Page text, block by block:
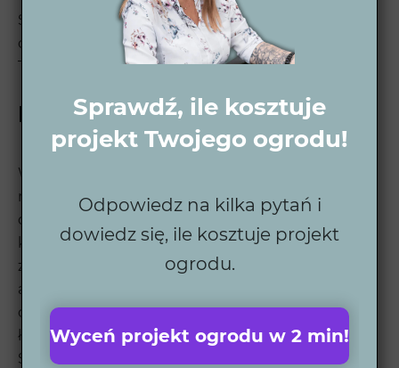
Sprawdź naszproces projektowy ogrodu
dowiedzieć się, jak krok po kroku realizujemy
Twoje marzenia o idealnym ogrodzie.
Projekt ogrodu w Kikole
W Wytwórni Zieleni tworzymy ogrody, które łączą
nowoczesne technologie z estetyką. Każdy projekt
dostosowujemy do indywidualnych potrzeb
klientów, a współpraca z lokalnymi wykonawcami
zapewnia najwyższą jakość realizacji. Dzięki
automatycznym systemom nawadniania,
oświetleniu i robotom koszącym, nasze ogrody są
łatwe w utrzymaniu i piękne przez cały rok.
Sprawdź nasze
Sprawdź, ile kosztuje
projekt Twojego ogrodu!
Odpowiedz na kilka pytań i
dowiedz się, ile kosztuje projekt
ogrodu.
Wyceń projekt ogrodu w 2 min!